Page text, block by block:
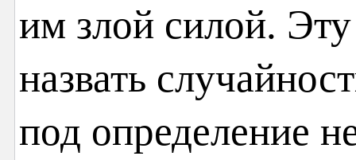
им злой силой.
назвать
под определение